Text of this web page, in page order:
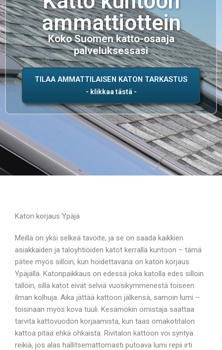
ammattiottein
Koko Suomen katto-osaaja
palveluksessasi
TILAA AMMATTILAISEN KATON TARKASTUS
Katon korjaus Ypäjä
Meillä on yksi selkeä tavoite, ja se on saada kaikkien
asiakkaiden ja taloyhtiöiden katot kerralla kuntoon – tämä
pätee myös silloin, kun hoidettavana on katon korjaus
Ypäjällä. Katonpaikkaus on edessä joka katolla edes silloin
tällöin, sillä katot eivät selviä vuosikymmenestä toiseen
ilman kolhuja. Aika jättää kattoon jälkensä, samoin lumi –
toisinaan myös kova tuuli. Kesämökin omistaja saattaa
tarvita kattovuodon korjaamista, kun taas omakotitalon
kattoa pitää ehkä ohkaista. Rivitalon kattoon voi syntyä
reikiä, jos alas hallitsemattomasti putoava lumi repii irti